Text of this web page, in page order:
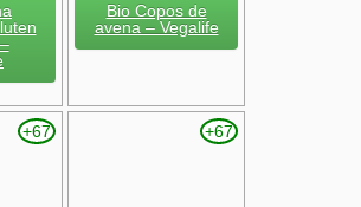
Bio Copos de
avena – Vegalife
+67 +67